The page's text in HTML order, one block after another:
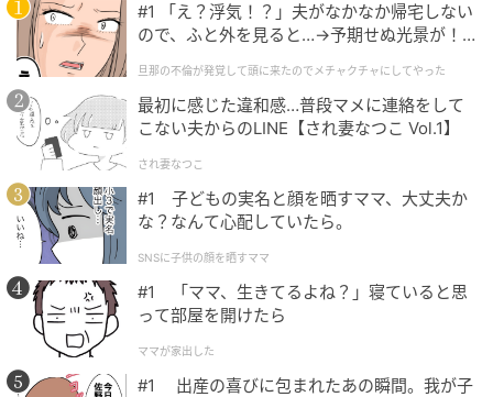
ウーマンエキサイト
#1 「え？浮気！？」夫がなかなか帰宅しない
ので、ふと外を見ると…→予期せぬ光景が！
クチャにしてやった
旦那の不倫が発覚して頭に来たのでメチャクチャにしてやった
最初に感じた違和感…普段マメに連絡をして
こない夫からのLINE【され妻なつこ Vol.1】
され妻なつこ
#1 子どもの実名と顔を晒すママ、大丈夫か
な？なんて心配していたら。
SNSに子供の顔を晒すママ
#1 「ママ、生きてるよね？」寝ていると思
って部屋を開けたら
ママが家出した
#1 出産の喜びに包まれたあの瞬間。我が子